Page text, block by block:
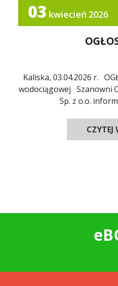
03 kwiecień 2026
Kaliska, 03.04.2026 r. OGŁOSZENIE o płukaniu sieci
wodociągowej Szanowni Odbiorcy wody, PUK Kaliska
Sp. z o.o.
CZYTEJ